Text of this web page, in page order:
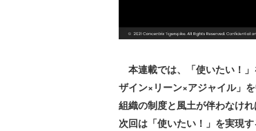
本連載では、「使いたい！
ザイン×リーン×アジャイル」
組織の制度と風土が伴わなけ
次回は「使いたい！」を実現